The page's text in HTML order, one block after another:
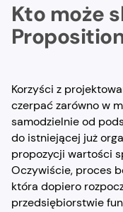
Kto może
Korzyści z
czerpać zarówno w
samodzielnie od
do istniejącej już
propozycji wartości
Oczywiście, proces
która dopiero
przedsiębiorstwie